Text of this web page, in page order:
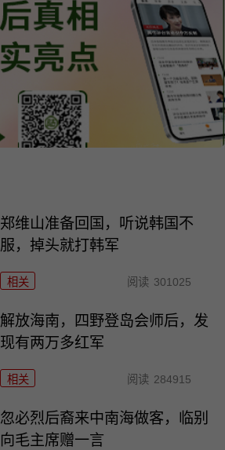
郑维山准备回国，听说韩国不
服，掉头就打韩军
相关 阅读 301025
解放海南，四野登岛会师后，发
现有两万多红军
相关 阅读 284915
忽必烈后裔来中南海做客，临别
向毛主席赠一言